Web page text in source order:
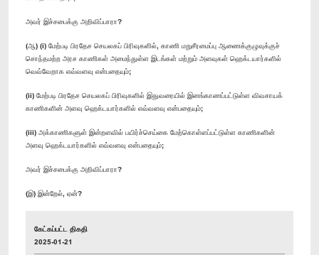
அவர் இச்சபைக்கு அறிவிப்பாரா?
(ஆ) (i) மேற்படி பிரதேச செயலகப் பிரிவுகளில், காணி மறுசீரமைப்பு ஆணைக்குழுவுக்குச்
சொந்தமற்ற அரச காணிகள் அமைந்துள்ள இடங்கள் மற்றும் அளவுகள் ஹெக்டயார்களில்
வெவ்வேறாக எவ்வளவு என்பதையும்;
(ii) மேற்படி பிரதேச செயலகப் பிரிவுகளில் இதுவரையில் இனங்காணப்பட்டுள்ள விவசாயக்
காணிகளின் அளவு ஹெக்டயார்களில் எவ்வளவு என்பதையும்;
(iii) அக்காணிகளுள் இன்றளவில் பயிர்ச்செ​ய்கை மேற்கொள்ளப்பட்டுள்ள காணிகளின்
அளவு ஹெக்டயார்களில் எவ்வளவு என்பதையும்;
அவர் இச்சபைக்கு அறிவிப்பாரா?
(இ) இன்றேல், ஏன்?
கேட்கப்பட்ட திகதி
2025-01-21